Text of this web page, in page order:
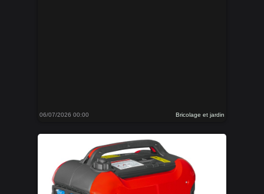
06/07/2026 00:00 Bricolage et jardin